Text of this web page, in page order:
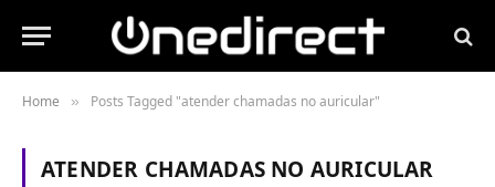
Home » Posts Tagged "atender chamadas no auricular"
ATENDER CHAMADAS NO AURICULAR